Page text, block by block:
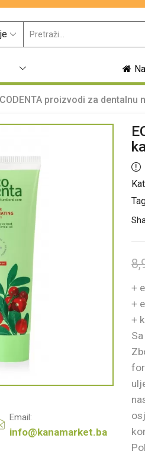
proizvodi za dentalnu
Email:
info@kanamarket.ba
+
+
+